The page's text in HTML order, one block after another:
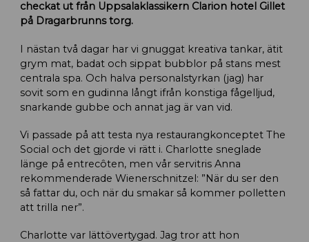
checkat ut från Uppsalaklassikern Clarion hotel Gillet
på Dragarbrunns torg.
I nästan två dagar har vi gnuggat kreativa tankar, ätit
grym mat, badat och sippat bubblor på stans mest
centrala spa. Och halva personalstyrkan (jag) har
sovit som en gudinna långt ifrån konstiga fågelljud,
snarkande gubbe och annat jag är van vid.
Vi passade på att testa nya restaurangkonceptet The
Social och det gjorde vi rätt i. Charlotte sneglade
länge på entrecôten, men vår servitris Anna
rekommenderade Wienerschnitzel: ”När du ser den
så fattar du, och när du smakar så kommer polletten
att trilla ner”.
Charlotte var lättövertygad. Jag tror att hon